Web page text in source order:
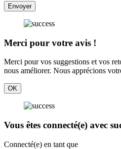
Envoyer
Merci pour votre avis !
Merci pour vos suggestions et vos
nous améliorer. Nous apprécions
OK
Vous êtes connecté(e) avec
Connecté(e) en tant que